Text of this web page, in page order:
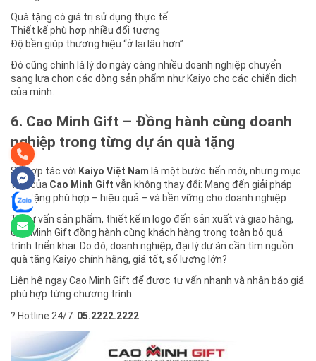
Quà tặng có giá trị sử dụng thực tế
Thiết kế phù hợp nhiều đối tượng
Độ bền giúp thương hiệu “ở lại lâu hơn”
Đó cũng chính là lý do ngày càng nhiều doanh nghiệp chuyển
sang lựa chọn các dòng sản phẩm như Kaiyo cho các chiến dịch
của mình.
6. Cao Minh Gift – Đồng hành cùng doanh
nghiệp trong từng dự án quà tặng
Sự hợp tác với Kaiyo Việt Nam là một bước tiến mới, nhưng mục
tiêu của Cao Minh Gift vẫn không thay đổi: Mang đến giải pháp
quà tặng phù hợp – hiệu quả – và bền vững cho doanh nghiệp
Từ tư vấn sản phẩm, thiết kế in logo đến sản xuất và giao hàng,
Cao Minh Gift đồng hành cùng khách hàng trong toàn bộ quá
trình triển khai. Do đó, doanh nghiệp, đại lý dự án cần tìm nguồn
quà tặng Kaiyo chính hãng, giá tốt, số lượng lớn?
Liên hệ ngay Cao Minh Gift để được tư vấn nhanh và nhận báo giá
phù hợp từng chương trình.
? Hotline 24/7: 05.2222.2222